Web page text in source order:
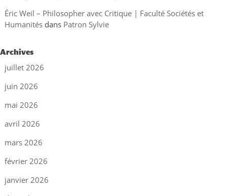
Éric Weil – Philosopher avec Critique | Faculté Sociétés et
Humanitésdans Patron Sylvie
Archives
juillet 2026
juin 2026
mai 2026
avril 2026
mars 2026
février 2026
janvier 2026